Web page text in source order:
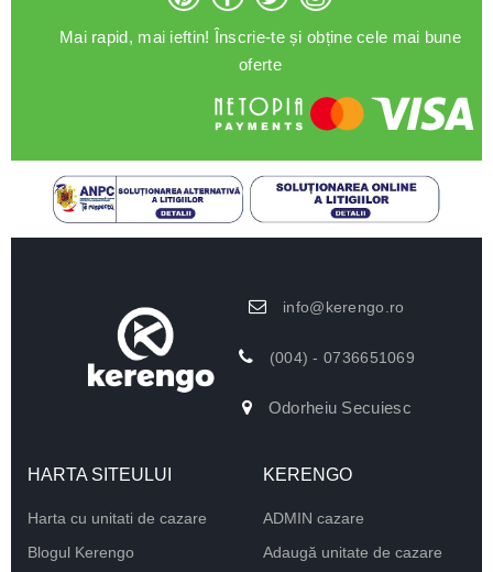
Mai rapid, mai ieftin! Înscrie-te și obține cele mai bune
oferte
info@kerengo.ro
(004) - 0736651069
Odorheiu Secuiesc
HARTA SITEULUI
Harta cu unitati de cazare
Blogul Kerengo
KERENGO
ADMIN cazare
Adaugă unitate de cazare